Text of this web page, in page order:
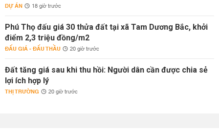
DỰ ÁN 18 giờ trước
Phú Thọ đấu giá 30 thửa đất tại xã Tam Dương Bắc, khởi
điểm 2,3 triệu đồng/m2
ĐẤU GIÁ - ĐẤU THẦU 20 giờ trước
Đất tăng giá sau khi thu hồi: Người dân cần được chia sẻ
lợi ích hợp lý
THỊ TRƯỜNG 20 giờ trước